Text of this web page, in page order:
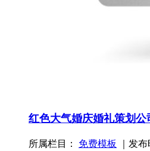
红色大气婚庆婚礼策划公
所属栏目： 免费模板 ｜发